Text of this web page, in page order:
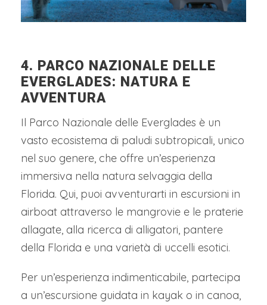
4. PARCO NAZIONALE DELLE
EVERGLADES: NATURA E
AVVENTURA
Il Parco Nazionale delle Everglades è un
vasto ecosistema di paludi subtropicali, unico
nel suo genere, che offre un’esperienza
immersiva nella natura selvaggia della
Florida. Qui, puoi avventurarti in escursioni in
airboat attraverso le mangrovie e le praterie
allagate, alla ricerca di alligatori, pantere
della Florida e una varietà di uccelli esotici.
Per un’esperienza indimenticabile, partecipa
a un’escursione guidata in kayak o in canoa,